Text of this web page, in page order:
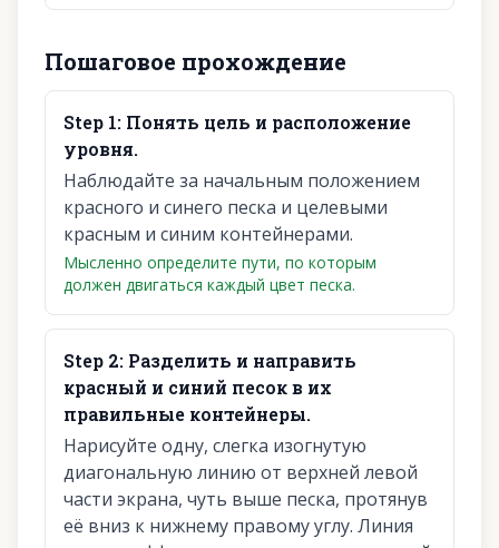
Пошаговое прохождение
Step 1: Понять цель и расположение
уровня.
Наблюдайте за начальным положением
красного и синего песка и целевыми
красным и синим контейнерами.
Мысленно определите пути, по которым
должен двигаться каждый цвет песка.
Step 2: Разделить и направить
красный и синий песок в их
правильные контейнеры.
Нарисуйте одну, слегка изогнутую
диагональную линию от верхней левой
части экрана, чуть выше песка, протянув
её вниз к нижнему правому углу. Линия